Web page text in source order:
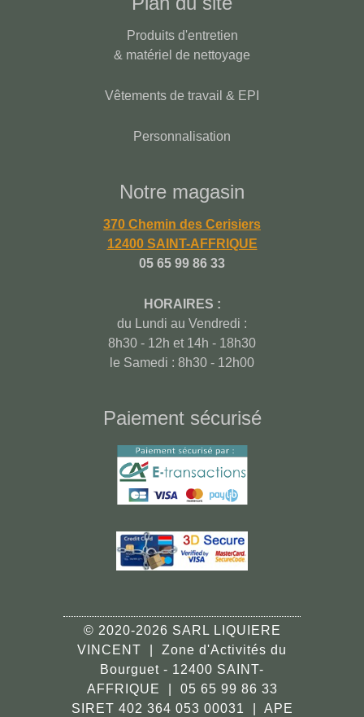
Produits d'entretien
& matériel de nettoyage
Vêtements de travail & EPI
Personnalisation
Notre magasin
370 Chemin des Cerisiers
12400 SAINT-AFFRIQUE
05 65 99 86 33
HORAIRES :
du Lundi au Vendredi :
8h30 - 12h et 14h - 18h30
le Samedi : 8h30 - 12h00
Paiement sécurisé
© 2020-2026 SARL LIQUIERE
VINCENT | Zone d'Activités du
Bourguet - 12400 SAINT-
AFFRIQUE | 05 65 99 86 33
SIRET 402 364 053 00031 | APE